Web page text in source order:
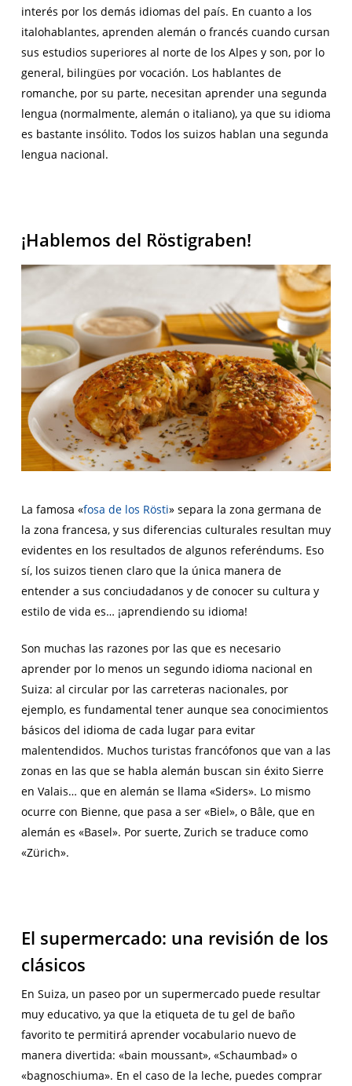
interés por los demás idiomas del país. En cuanto a los
italohablantes, aprenden alemán o francés cuando cursan
sus estudios superiores al norte de los Alpes y son, por lo
general, bilingües por vocación. Los hablantes de
romanche, por su parte, necesitan aprender una segunda
lengua (normalmente, alemán o italiano), ya que su idioma
es bastante insólito. Todos los suizos hablan una segunda
lengua nacional.
¡Hablemos del Röstigraben!
La famosa «fosa de los Rösti» separa la zona germana de
la zona francesa, y sus diferencias culturales resultan muy
evidentes en los resultados de algunos referéndums. Eso
sí, los suizos tienen claro que la única manera de
entender a sus conciudadanos y de conocer su cultura y
estilo de vida es… ¡aprendiendo su idioma!
Son muchas las razones por las que es necesario
aprender por lo menos un segundo idioma nacional en
Suiza: al circular por las carreteras nacionales, por
ejemplo, es fundamental tener aunque sea conocimientos
básicos del idioma de cada lugar para evitar
malentendidos. Muchos turistas francófonos que van a las
zonas en las que se habla alemán buscan sin éxito Sierre
en Valais… que en alemán se llama «Siders». Lo mismo
ocurre con Bienne, que pasa a ser «Biel», o Bâle, que en
alemán es «Basel». Por suerte, Zurich se traduce como
«Zürich».
El supermercado: una revisión de los
clásicos
En Suiza, un paseo por un supermercado puede resultar
muy educativo, ya que la etiqueta de tu gel de baño
favorito te permitirá aprender vocabulario nuevo de
manera divertida: «bain moussant», «Schaumbad» o
«bagnoschiuma». En el caso de la leche, puedes comprar